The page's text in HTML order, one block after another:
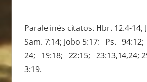
Paralelinės citatos: Hbr. 12:4-14;
Sam. 7:14; Jobo 5:17; Ps.
24; 19:18; 22:15; 23:13,14,24;
3:19.